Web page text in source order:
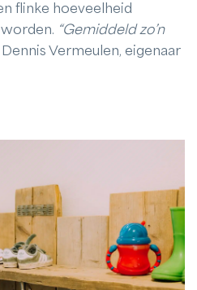
flinke hoeveelheid
“Gemiddeld zo’n
Vermeulen, eigenaar